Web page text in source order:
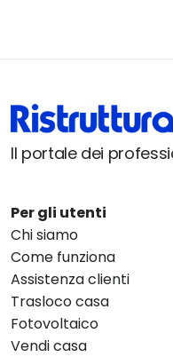
Il portale dei
Per gli utenti
Chi siamo
Come funziona
Assistenza clienti
Trasloco casa
Fotovoltaico
Vendi casa